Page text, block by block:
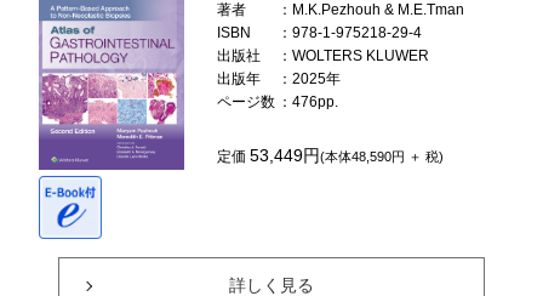
著者
：M.K.Pezhouh & M.E.Tman
ISBN
：978-1-975218-29-4
出版社
：WOLTERS KLUWER
出版年
：2025年
ページ数 ：476pp.
定価53,449円(本体48,590円 ＋ 税)
詳しく見る